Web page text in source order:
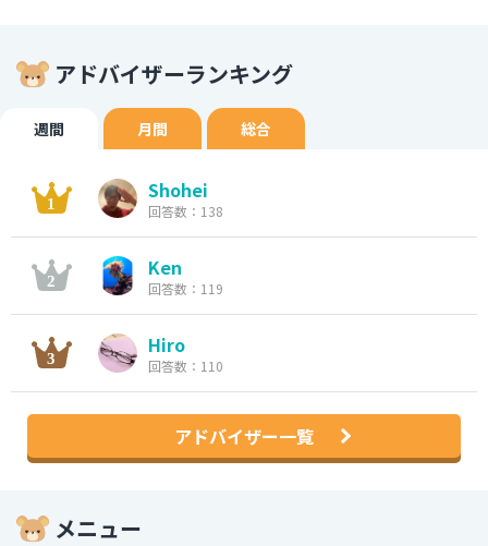
アドバイザーランキング
週間 月間 総合
Shohei
回答数：138
Ken
回答数：119
Hiro
回答数：110
アドバイザー一覧
メニュー